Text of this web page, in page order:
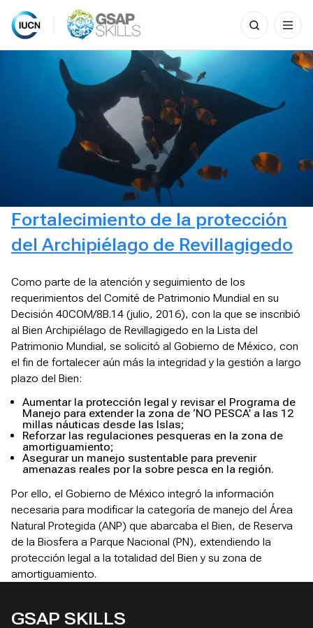
Skip
Search
for:
Fortalecimiento de la protección
del Archipiélago de Revillagigedo
Como parte de la atención y seguimiento de los
requerimientos del Comité de Patrimonio Mundial en su
Decisión 40COM/8B.14 (julio, 2016), con la que se inscribió
al Bien Archipiélago de Revillagigedo en la Lista del
Patrimonio Mundial, se solicitó al Gobierno de México, con
el fin de fortalecer aún más la integridad y la gestión a largo
plazo del Bien:
Aumentar la protección legal y revisar el Programa de
Manejo para extender la zona de ‘NO PESCA’ a las 12
millas náuticas desde las Islas;
Reforzar las regulaciones pesqueras en la zona de
amortiguamiento;
Asegurar un manejo sustentable para prevenir
amenazas reales por la sobre pesca en la región.
Por ello, el Gobierno de México integró la información
necesaria para modificar la categoría de manejo del Área
Natural Protegida (ANP) que abarcaba el Bien, de Reserva
de la Biosfera a Parque Nacional (PN), extendiendo la
protección legal a la totalidad del Bien y su zona de
amortiguamiento.
GSAP SKILLS